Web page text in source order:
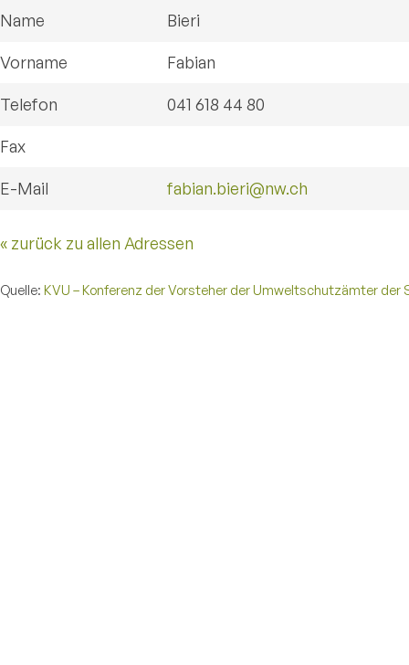
Name Bieri
Vorname Fabian
Telefon 041 618 44 80
Fax
E-Mail fabian.bieri@nw.ch
« zurück zu allen Adressen
Quelle: KVU – Konferenz der Vorsteher der Umweltschutzämter der